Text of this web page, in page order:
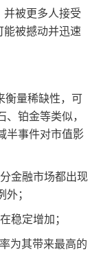
被更多人接受
能被撼动并迅速
量稀缺性，可
铂金等类似，
半事件对市值影
金融市场都出现
；
稳定增加；
为其带来最高的